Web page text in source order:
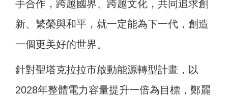
手合作，跨越國界、跨越文化，共同追求創
新、繁榮與和平，就一定能為下一代，創造
一個更美好的世界。
針對聖塔克拉拉市啟動能源轉型計畫，以
2028年整體電力容量提升一倍為目標，鄭麗